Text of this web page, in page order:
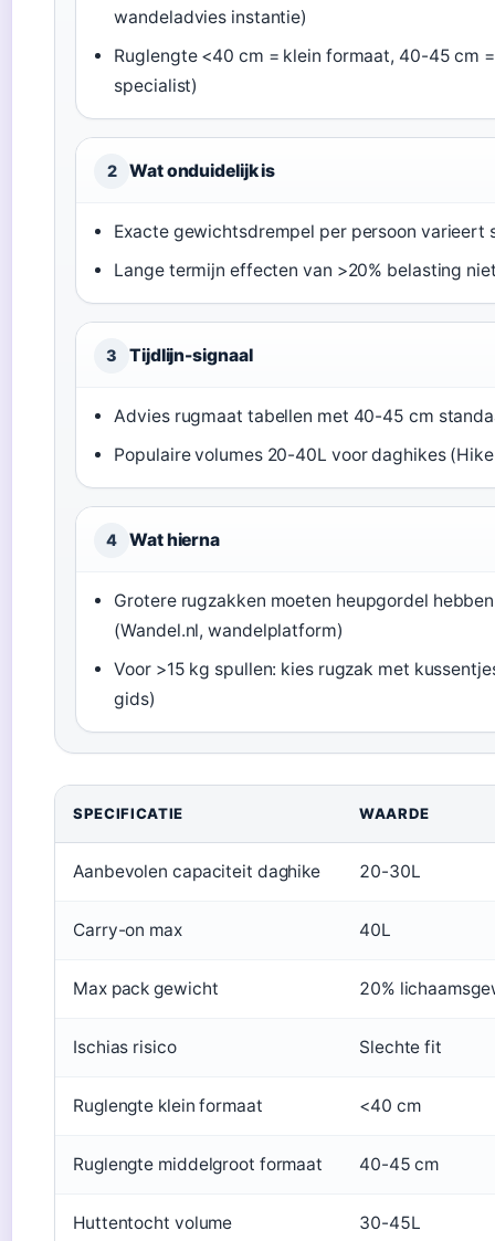
wandeladvies instantie)
Ruglengte <40 cm = klein formaat, 40-45 cm
specialist)
2 Wat onduidelijk is
Exacte gewichtsdrempel per persoon varieert
Lange termijn effecten van >20% belasting
3 Tijdlijn-signaal
Advies rugmaat tabellen met 40-45 cm
Populaire volumes 20-40L voor daghikes
4 Wat hierna
Grotere rugzakken moeten heupgordel
(Wandel.nl, wandelplatform)
Voor >15 kg spullen: kies rugzak met
gids)
SPECIFICATIE WAARDE
Aanbevolen capaciteit daghike 20-30L
Carry-on max 40L
Max pack gewicht 20%
Ischias risico Slechte fit
Ruglengte klein formaat <40 cm
Ruglengte middelgroot formaat 40-45 cm
Huttentocht volume 30-45L